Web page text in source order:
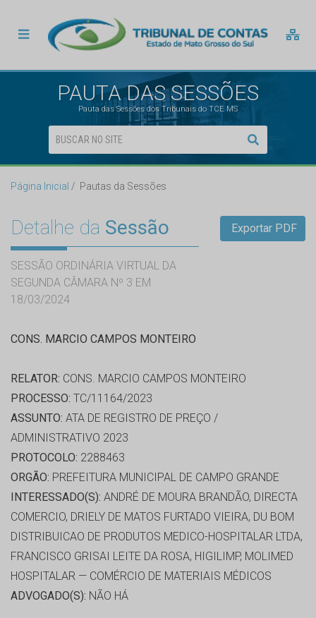
PAUTA DAS SESSÕES
Pauta das Sessões dos Tribunais do TCE MS
Página Inicial Pautas da Sessões
Detalhe da Sessão
SESSÃO ORDINÁRIA VIRTUAL DA
SEGUNDA CÂMARA Nº 3 EM
18/03/2024
Exportar PDF
CONS. MARCIO CAMPOS MONTEIRO
RELATOR: CONS. MARCIO CAMPOS MONTEIRO
PROCESSO: TC/11164/2023
ASSUNTO: ATA DE REGISTRO DE PREÇO /
ADMINISTRATIVO 2023
PROTOCOLO: 2288463
ORGÃO: PREFEITURA MUNICIPAL DE CAMPO GRANDE
INTERESSADO(S): ANDRÉ DE MOURA BRANDÃO, DIRECTA
COMERCIO, DRIELY DE MATOS FURTADO VIEIRA, DU BOM
DISTRIBUICAO DE PRODUTOS MEDICO-HOSPITALAR LTDA,
FRANCISCO GRISAI LEITE DA ROSA, HIGILIMP, MOLIMED
HOSPITALAR — COMÉRCIO DE MATERIAIS MÉDICOS
ADVOGADO(S): NÃO HÁ